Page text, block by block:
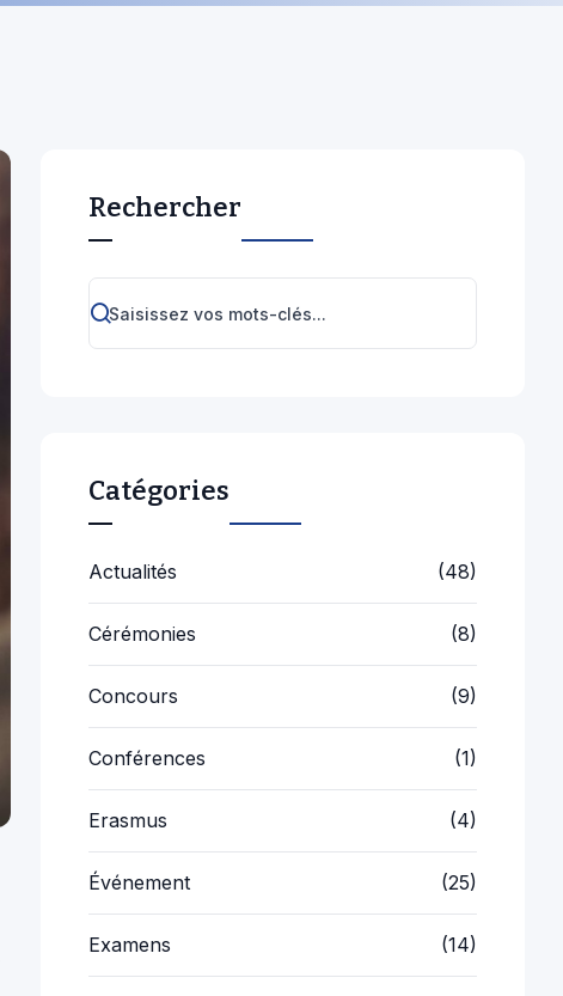
Rechercher
Catégories
Actualités (48)
Cérémonies (8)
Concours (9)
Conférences (1)
Erasmus (4)
Événement (25)
Examens (14)